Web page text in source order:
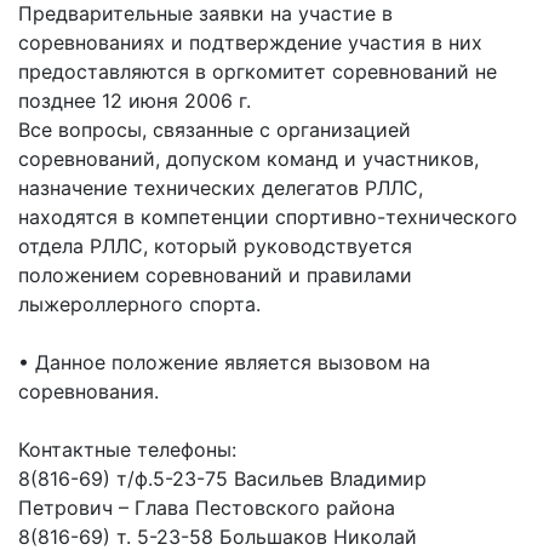
Предварительные заявки на участие в
соревнованиях и подтверждение участия в них
предоставляются в оргкомитет соревнований не
позднее 12 июня 2006 г.
Все вопросы, связанные с организацией
соревнований, допуском команд и участников,
назначение технических делегатов РЛЛС,
находятся в компетенции спортивно-технического
отдела РЛЛС, который руководствуется
положением соревнований и правилами
лыжероллерного спорта.
• Данное положение является вызовом на
соревнования.
Контактные телефоны:
8(816-69) т/ф.5-23-75 Васильев Владимир
Петрович – Глава Пестовского района
8(816-69) т. 5-23-58 Большаков Николай